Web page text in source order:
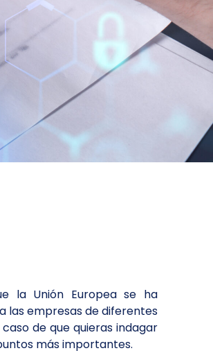
la Unión Europea se ha
las empresas de diferentes
de que quieras indagar
más importantes.